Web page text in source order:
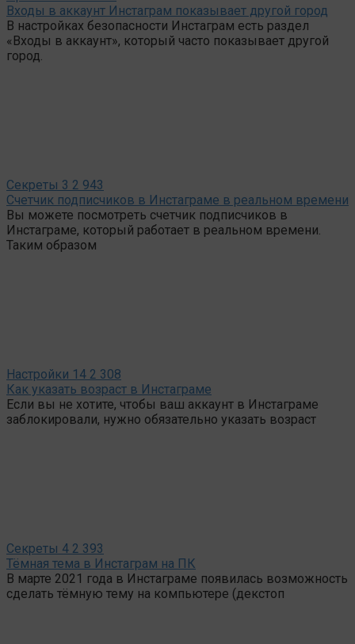
Входы в аккаунт Инстаграм показывает другой город
В настройках безопасности Инстаграм есть раздел
«Входы в аккаунт», который часто показывает другой
город.
Секреты 3 2 943
Счетчик подписчиков в Инстаграме в реальном времени
Вы можете посмотреть счетчик подписчиков в
Инстаграме, который работает в реальном времени.
Таким образом
Настройки 14 2 308
Как указать возраст в Инстаграме
Если вы не хотите, чтобы ваш аккаунт в Инстаграме
заблокировали, нужно обязательно указать возраст
Секреты 4 2 393
Тёмная тема в Инстаграм на ПК
В марте 2021 года в Инстаграме появилась возможность
сделать тёмную тему на компьютере (декстоп